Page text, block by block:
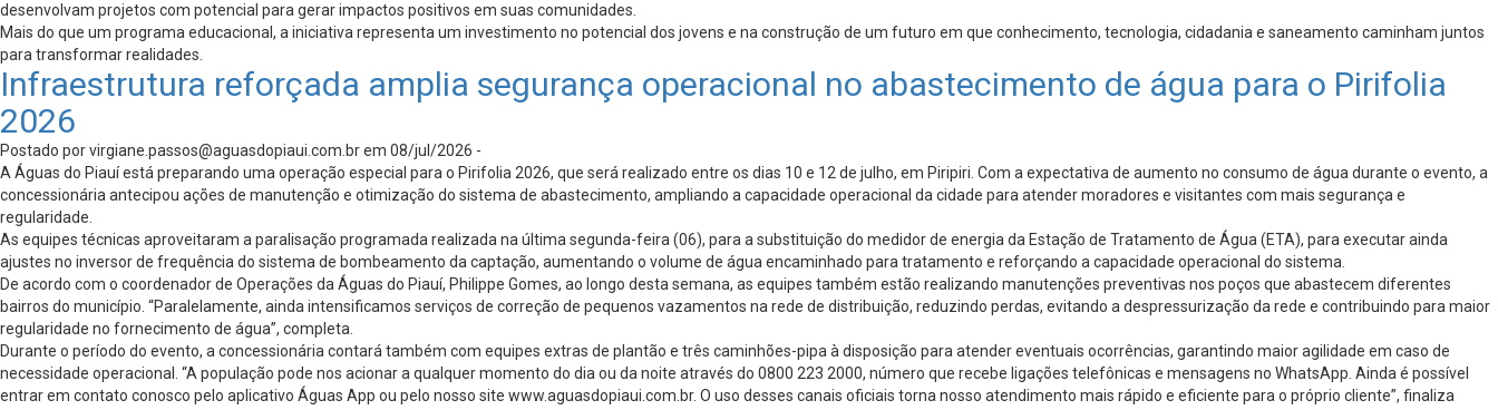
desenvolvam projetos com potencial para gerar impactos positivos em suas comunidades.
Mais do que um programa educacional, a iniciativa representa um investimento no potencial dos jovens e na construção de um futuro em que conhecimento, tecnologia, cidadania e saneamento caminham juntos
para transformar realidades.
Infraestrutura reforçada amplia segurança operacional no abastecimento de água para o Pirifolia
2026
Postado porvirgiane.passos@aguasdopiaui.com.brem 08/jul/2026 -
A Águas do Piauí está preparando uma operação especial para o Pirifolia 2026, que será realizado entre os dias 10 e 12 de julho, em Piripiri. Com a expectativa de aumento no consumo de água durante o evento, a
concessionária antecipou ações de manutenção e otimização do sistema de abastecimento, ampliando a capacidade operacional da cidade para atender moradores e visitantes com mais segurança e
regularidade.
As equipes técnicas aproveitaram a paralisação programada realizada na última segunda-feira (06), para a substituição do medidor de energia da Estação de Tratamento de Água (ETA), para executar ainda
ajustes no inversor de frequência do sistema de bombeamento da captação, aumentando o volume de água encaminhado para tratamento e reforçando a capacidade operacional do sistema.
De acordo com o coordenador de Operações da Águas do Piauí, Philippe Gomes, ao longo desta semana, as equipes também estão realizando manutenções preventivas nos poços que abastecem diferentes
bairros do município. “Paralelamente, ainda intensificamos serviços de correção de pequenos vazamentos na rede de distribuição, reduzindo perdas, evitando a despressurização da rede e contribuindo para maior
regularidade no fornecimento de água”, completa.
Durante o período do evento, a concessionária contará também com equipes extras de plantão e três caminhões-pipa à disposição para atender eventuais ocorrências, garantindo maior agilidade em caso de
necessidade operacional. “A população pode nos acionar a qualquer momento do dia ou da noite através do 0800 223 2000, número que recebe ligações telefônicas e mensagens no WhatsApp. Ainda é possível
entrar em contato conosco pelo aplicativo Águas App ou pelo nosso site www.aguasdopiaui.com.br. O uso desses canais oficiais torna nosso atendimento mais rápido e eficiente para o próprio cliente”, finaliza